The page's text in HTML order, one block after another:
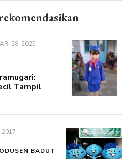
28, 2025
Tampil
2017
BADUT